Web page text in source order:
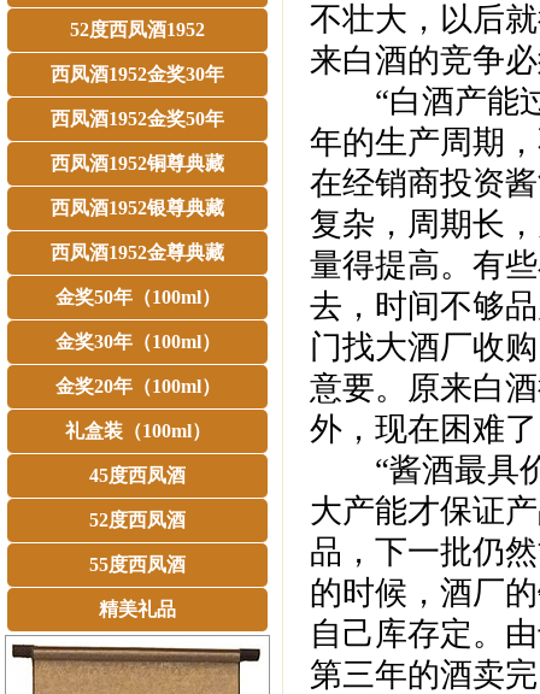
52度西凤酒1952
西凤酒1952金奖30年
西凤酒1952金奖50年
西凤酒1952铜尊典藏
西凤酒1952银尊典藏
西凤酒1952金尊典藏
金奖50年（100ml）
金奖30年（100ml）
金奖20年（100ml）
礼盒装（100ml）
45度西凤酒
52度西凤酒
55度西凤酒
精美礼品
不壮大，以后
来白酒的竞争
“白酒产能过
年的生产周期
在经销商投资
复杂，周期长
量得提高。有
去，时间不够
门找大酒厂收
意要。原来白
外，现在困难
“酱酒最具价
大产能才保证
品，下一批仍
的时候，酒厂
自己库存定。
第三年的酒卖